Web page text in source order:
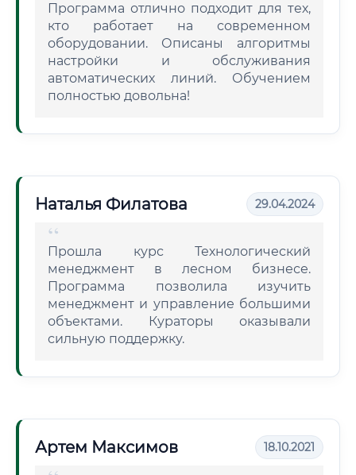
Программа отлично подходит для тех,
кто работает на современном
оборудовании. Описаны алгоритмы
настройки и обслуживания
автоматических линий. Обучением
полностью довольна!
Наталья Филатова 29.04.2024
Прошла курс Технологический
менеджмент в лесном бизнесе.
Программа позволила изучить
менеджмент и управление большими
объектами. Кураторы оказывали
сильную поддержку.
Артем Максимов 18.10.2021